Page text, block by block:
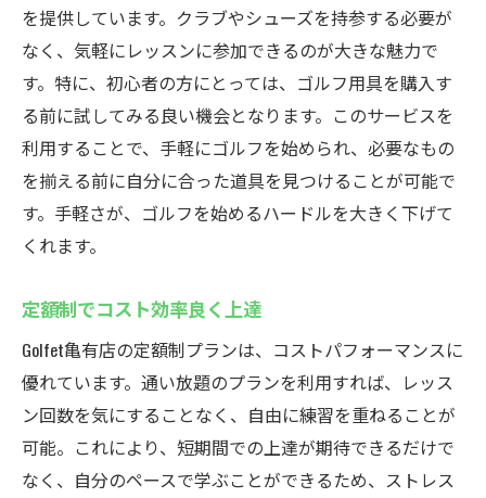
を提供しています。クラブやシューズを持参する必要が
なく、気軽にレッスンに参加できるのが大きな魅力で
す。特に、初心者の方にとっては、ゴルフ用具を購入す
る前に試してみる良い機会となります。このサービスを
利用することで、手軽にゴルフを始められ、必要なもの
を揃える前に自分に合った道具を見つけることが可能で
す。手軽さが、ゴルフを始めるハードルを大きく下げて
くれます。
定額制でコスト効率良く上達
Golfet亀有店の定額制プランは、コストパフォーマンスに
優れています。通い放題のプランを利用すれば、レッス
ン回数を気にすることなく、自由に練習を重ねることが
可能。これにより、短期間での上達が期待できるだけで
なく、自分のペースで学ぶことができるため、ストレス